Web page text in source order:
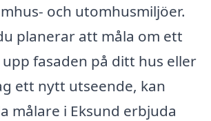
och utomhusmiljöer.
planerar att måla om ett
fasaden på ditt hus eller
ett nytt utseende, kan
målare i Eksund erbjuda